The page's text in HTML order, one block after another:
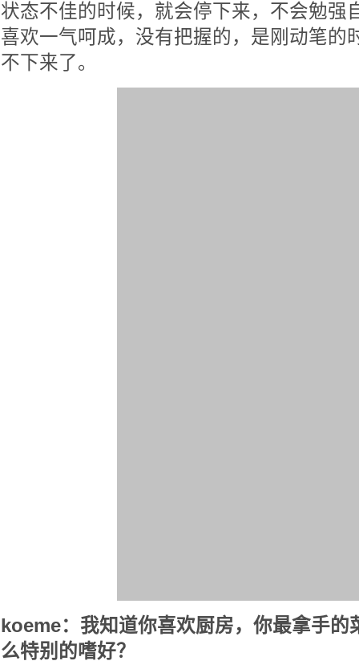
状态不佳的时候，就会停下来，不会勉强
喜欢一气呵成，没有把握的，是刚动笔的
不下来了。
koeme：我知道你喜欢厨房，你最拿手的
么特别的嗜好？